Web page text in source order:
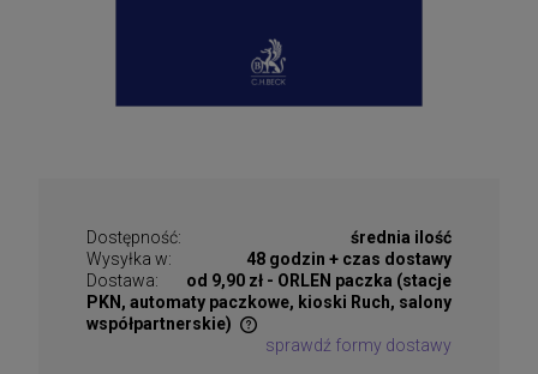
Dostępność:
średnia ilość
Wysyłka w:
48 godzin + czas dostawy
Dostawa:
od 9,90 zł - ORLEN paczka (stacje
PKN, automaty paczkowe, kioski Ruch, salony
współpartnerskie)
Cena nie zawiera ewentualnych kosztów płatności
sprawdź formy dostawy